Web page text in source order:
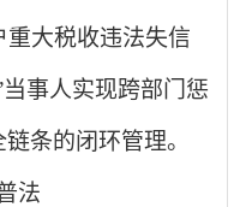
大税收违法失信
事人实现跨部门惩
条的闭环管理。
法